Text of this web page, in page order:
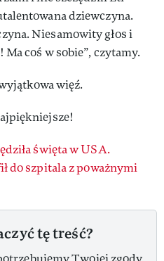
dziewczyna.
Niesamowity głos i
coś w sobie”, czytamy.
więź.
święta w USA.
do szpitala z poważnymi
tę treść?